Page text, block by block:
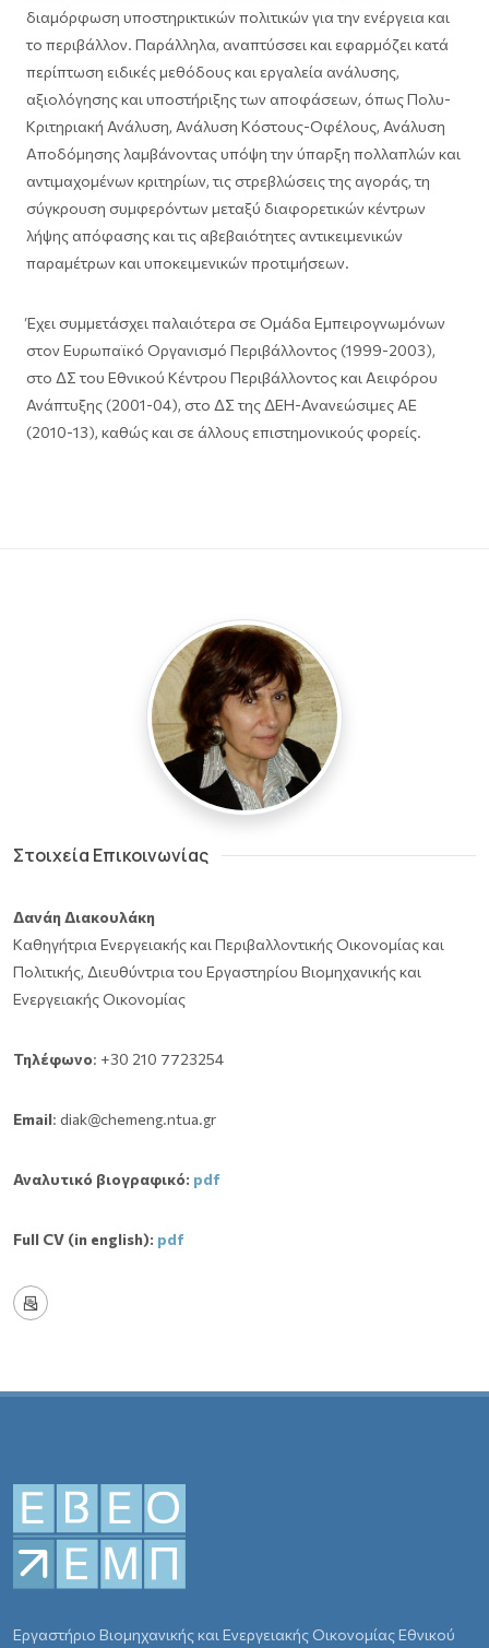
διαμόρφωση υποστηρικτικών πολιτικών για την ενέργεια και
το περιβάλλον. Παράλληλα, αναπτύσσει και εφαρμόζει κατά
περίπτωση ειδικές μεθόδους και εργαλεία ανάλυσης,
αξιολόγησης και υποστήριξης των αποφάσεων, όπως Πολυ-
Κριτηριακή Ανάλυση, Ανάλυση Κόστους-Οφέλους, Ανάλυση
Αποδόμησης λαμβάνοντας υπόψη την ύπαρξη πολλαπλών και
αντιμαχομένων κριτηρίων, τις στρεβλώσεις της αγοράς, τη
σύγκρουση συμφερόντων μεταξύ διαφορετικών κέντρων
λήψης απόφασης και τις αβεβαιότητες αντικειμενικών
παραμέτρων και υποκειμενικών προτιμήσεων.
Έχει συμμετάσχει παλαιότερα σε Ομάδα Εμπειρογνωμόνων
στον Ευρωπαϊκό Οργανισμό Περιβάλλοντος (1999-2003),
στο ΔΣ του Εθνικού Κέντρου Περιβάλλοντος και Αειφόρου
Ανάπτυξης (2001-04), στο ΔΣ της ΔΕΗ-Ανανεώσιμες ΑΕ
(2010-13), καθώς και σε άλλους επιστημονικούς φορείς.
Στοιχεία Επικοινωνίας
Δανάη Διακουλάκη
Καθηγήτρια Ενεργειακής και Περιβαλλοντικής Οικονομίας και
Πολιτικής, Διευθύντρια του Εργαστηρίου Βιομηχανικής και
Ενεργειακής Οικονομίας
Τηλέφωνο: +30 210 7723254
Email: diak@chemeng.ntua.gr
Αναλυτικό βιογραφικό: pdf
Full CV (in english): pdf
Εργαστήριο Βιομηχανικής και Ενεργειακής Οικονομίας Εθνικού